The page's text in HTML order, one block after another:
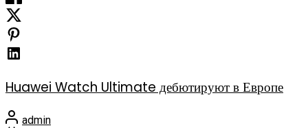
Huawei Watch Ultimate дебютируют в Европе
admin